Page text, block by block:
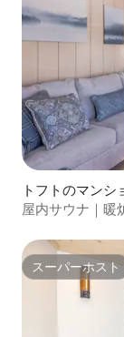
トフトのマンシ
屋内サウナ｜暖
スーパーホスト
スーパーホスト